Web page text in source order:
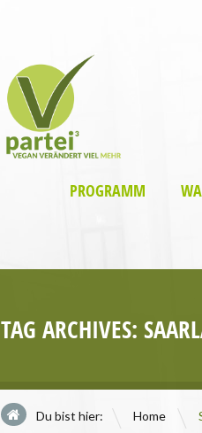
PROGRAMM
TAG ARCHIVES:
Du bist hier: Home \